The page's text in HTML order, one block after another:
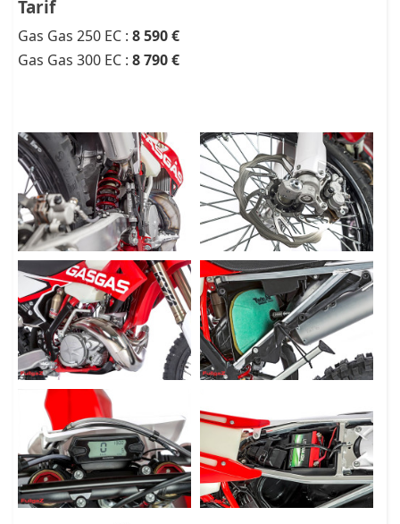
Tarif
Gas Gas 250 EC : 8 590 €
Gas Gas 300 EC : 8 790 €